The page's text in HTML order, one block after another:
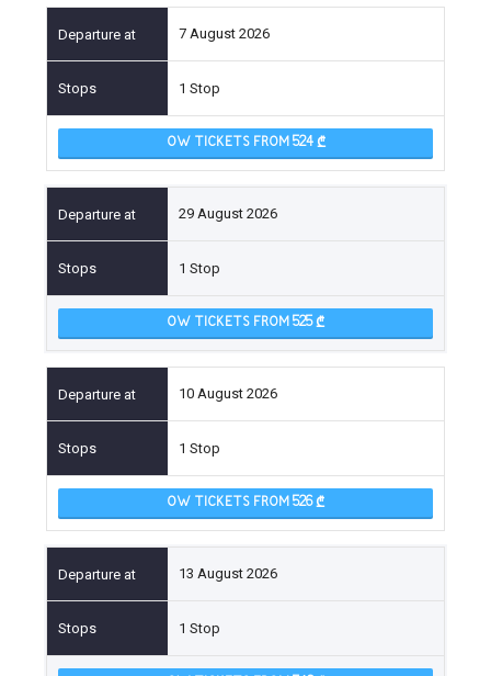
7 August 2026
1 Stop
OW TICKETS FROM 524
29 August 2026
1 Stop
OW TICKETS FROM 525
10 August 2026
1 Stop
OW TICKETS FROM 526
13 August 2026
1 Stop